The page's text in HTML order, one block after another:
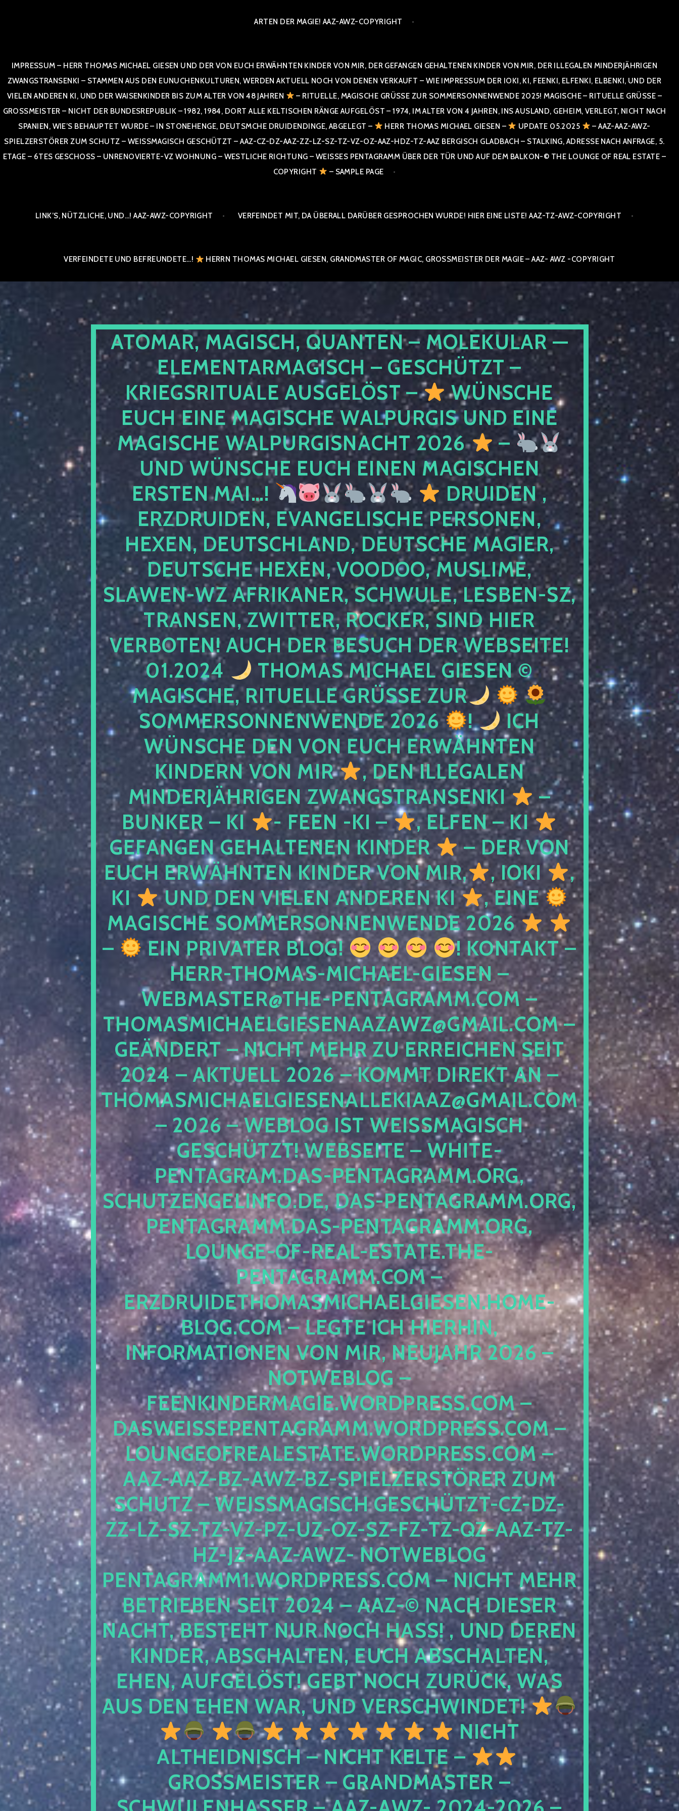
ARTEN DER MAGIE! AAZ-AWZ-COPYRIGHT
IMPRESSUM – HERR THOMAS MICHAEL GIESEN UND DER VON EUCH ERWÄHNTEN KINDER VON MIR, DER GEFANGEN GEHALTENEN KINDER VON MIR, DER ILLEGALEN MINDERJÄHRIGEN
ZWANGSTRANSENKI – STAMMEN AUS DEN EUNUCHENKULTUREN, WERDEN AKTUELL NOCH VON DENEN VERKAUFT – WIE IMPRESSUM DER IOKI, KI, FEENKI, ELFENKI, ELBENKI, UND DER
VIELEN ANDEREN KI, UND DER WAISENKINDER BIS ZUM ALTER VON 48 JAHREN
– RITUELLE, MAGISCHE GRÜSSE ZUR SOMMERSONNENWENDE 2025! MAGISCHE – RITUELLE GRÜSSE – GR
OSSMEISTER – NICHT DER BUNDESREPUBLIK – 1982, 1984, DORT ALLE KELTISCHEN RÄNGE AUFGELÖST – 1974, IM ALTER VON 4 JAHREN, INS AUSLAND, GEHEIM, VERLEGT, NICHT NACH SPA
NIEN, WIE’S BEHAUPTET WURDE – IN STONEHENGE, DEUTSMCHE DRUIDENDINGE, ABGELEGT –
HERR THOMAS MICHAEL GIESEN – UPDATE 05.2025
– AAZ-AAZ-AWZ-
SPIELZERSTÖRER ZUM SCHUTZ – WEISSMAGISCH GESCHÜTZT – AAZ-CZ-DZ-AAZ-ZZ-LZ-SZ-TZ-VZ-OZ-AAZ-HDZ-TZ-AAZ BERGISCH GLADBACH – STALKING, ADRESSE NACH ANFRAGE, 5. E
TAGE – 6TES GESCHOSS – UNRENOVIERTE-VZ WOHNUNG – WESTLICHE RICHTUNG – WEISSES PENTAGRAMM ÜBER DER TÜR UND AUF DEM BALKON-© THE LOUNGE OF REAL ESTATE – CO
PYRIGHT
– SAMPLE PAGE
LINK’S, NÜTZLICHE, UND…! AAZ-AWZ-COPYRIGHT VERFEINDET MIT, DA ÜBERALL DARÜBER GESPROCHEN WURDE! HIER EINE LISTE! AAZ-TZ-AWZ-COPYRIGHT
VERFEINDETE UND BEFREUNDETE…! HERRN THOMAS MICHAEL GIESEN, GRANDMASTER OF MAGIC, GROSSMEISTER DER MAGIE – AAZ- AWZ -COPYRIGHT
ATOMAR, MAGISCH, QUANTEN – MOLEKULAR —
ELEMENTARMAGISCH – GESCHÜTZT –
KRIEGSRITUALE AUSGELÖST –
WÜNSCHE
EUCH EINE MAGISCHE WALPURGIS UND EINE
MAGISCHE WALPURGISNACHT 2026
–
UND WÜNSCHE EUCH EINEN MAGISCHEN
ERSTEN MAI…!
DRUIDEN ,
ERZDRUIDEN, EVANGELISCHE PERSONEN,
HEXEN, DEUTSCHLAND, DEUTSCHE MAGIER,
DEUTSCHE HEXEN, VOODOO, MUSLIME,
SLAWEN-WZ AFRIKANER, SCHWULE, LESBEN-SZ,
TRANSEN, ZWITTER, ROCKER, SIND HIER
VERBOTEN! AUCH DER BESUCH DER WEBSEITE!
01.2024
THOMAS MICHAEL GIESEN ©
MAGISCHE, RITUELLE GRÜSSE ZUR
SOMMERSONNENWENDE 2026
!
ICH
WÜNSCHE DEN VON EUCH ERWÄHNTEN
KINDERN VON MIR
, DEN ILLEGALEN
MINDERJÄHRIGEN ZWANGSTRANSENKI
–
BUNKER – KI
- FEEN -KI –
, ELFEN – KI
GEFANGEN GEHALTENEN KINDER
– DER VON
EUCH ERWÄHNTEN KINDER VON MIR,
, IOKI
,
KI
UND DEN VIELEN ANDEREN KI
, EINE
MAGISCHE SOMMERSONNENWENDE 2026
–
EIN PRIVATER BLOG!
! KONTAKT –
HERR-THOMAS-MICHAEL-GIESEN –
WEBMASTER@THE-PENTAGRAMM.COM –
THOMASMICHAELGIESENAAZAWZ@GMAIL.COM –
GEÄNDERT – NICHT MEHR ZU ERREICHEN SEIT
2024 – AKTUELL 2026 – KOMMT DIREKT AN –
THOMASMICHAELGIESENALLEKIAAZ@GMAIL.COM
– 2026 – WEBLOG IST WEISSMAGISCH G
ESCHÜTZT! WEBSEITE – WHITE-P
ENTAGRAM.DAS-PENTAGRAMM.ORG, S
CHUTZENGELINFO.DE, DAS-PENTAGRAMM.ORG, P
ENTAGRAMM.DAS-PENTAGRAMM.ORG, L
OUNGE-OF-REAL-ESTATE.THE-P
ENTAGRAMM.COM – E
RZDRUIDETHOMASMICHAELGIESEN.HOME-B
LOG.COM – LEGTE ICH HIERHIN, I
NFORMATIONEN VON MIR, NEUJAHR 2026 – N
OTWEBLOG – F
EENKINDERMAGIE.WORDPRESS.COM – D
ASWEISSEPENTAGRAMM.WORDPRESS.COM – L
OUNGEOFREALESTATE.WORDPRESS.COM – A
AZ-AAZ-BZ-AWZ-BZ-SPIELZERSTÖRER ZUM S
CHUTZ – WEISSMAGISCH GESCHÜTZT-CZ-DZ-ZZ
-LZ-SZ-TZ-VZ-PZ-UZ-OZ-SZ-FZ-TZ-QZ-AAZ-TZ-HZ
-JZ-AAZ-AWZ- NOTWEBLOG PE
NTAGRAMM1.WORDPRESS.COM – NICHT MEHR BE
TRIEBEN SEIT 2024 – AAZ-© NACH DIESER NA
CHT, BESTEHT NUR NOCH HASS! , UND DEREN KI
NDER, ABSCHALTEN, EUCH ABSCHALTEN, EH
EN, AUFGELÖST! GEBT NOCH ZURÜCK, WAS AU
S DEN EHEN WAR, UND VERSCHWINDET!
NICHT
ALTHEIDNISCH – NICHT KELTE –
GROSSMEISTER – GRANDMASTER – S